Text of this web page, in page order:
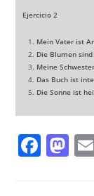
Ejercicio 2
Mein Vater ist
Die Blumen sind
Meine
Das Buch ist
Die Sonne ist
F M